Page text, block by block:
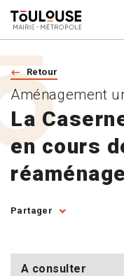
Retour
La
en cours
Aménagement
Partager
A consulter